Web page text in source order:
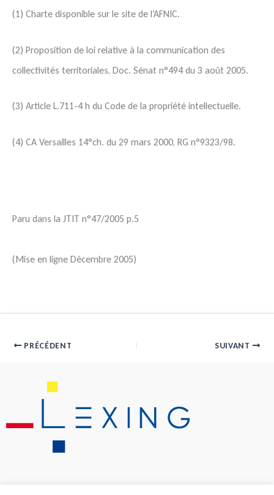
(1) Charte disponible sur le site de l’AFNIC.
(2) Proposition de loi relative à la communication des
collectivités territoriales, Doc. Sénat n°494 du 3 août 2005.
(3) Article L.711-4 h du Code de la propriété intellectuelle.
(4) CA Versailles 14°ch. du 29 mars 2000, RG n°9323/98.
Paru dans la JTIT n°47/2005 p.5
(Mise en ligne Décembre 2005)
PRÉCÉDENT SUIVANT